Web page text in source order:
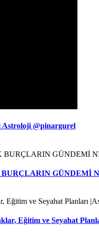
Astroloji @pinargurel
GÜNDEMİ
Eğitim ve Seyahat